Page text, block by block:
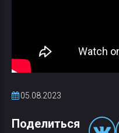
05.08.2023
Поделиться